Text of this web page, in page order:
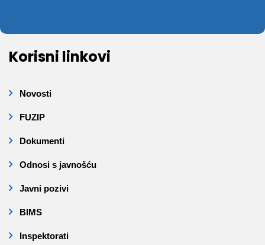
Korisni linkovi
Novosti
FUZIP
Dokumenti
Odnosi s javnošću
Javni pozivi
BIMS
Inspektorati